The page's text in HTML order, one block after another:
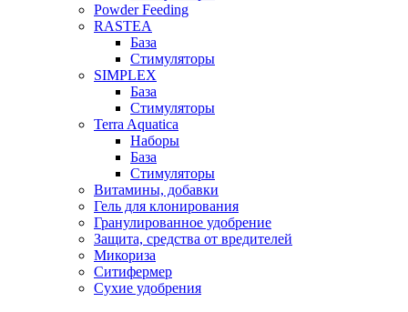
Powder Feeding
RASTEA
База
Стимуляторы
SIMPLEX
База
Стимуляторы
Terra Aquatica
Наборы
База
Стимуляторы
Витамины, добавки
Гель для клонирования
Гранулированное удобрение
Защита, средства от вредителей
Микориза
Ситифермер
Сухие удобрения